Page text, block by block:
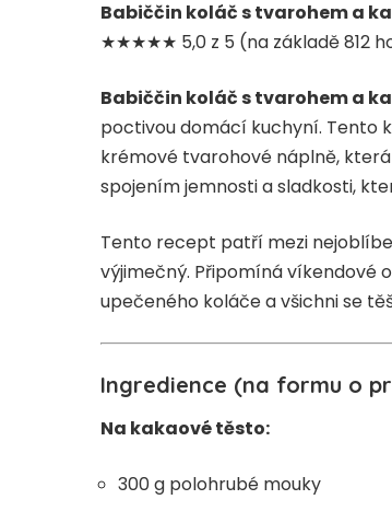
Babiččin koláč s tvarohem a
★★★★★ 5,0 z 5 (na základě 812
Babiččin koláč s tvarohem a
poctivou domácí kuchyní. Tento
krémové tvarohové náplně, která
spojením jemnosti a sladkosti,
Tento recept patří mezi
výjimečný. Připomíná víkendové
upečeného koláče a všichni se
Ingredience (na formu o
Na kakaové těsto:
300 g polohrubé mouky